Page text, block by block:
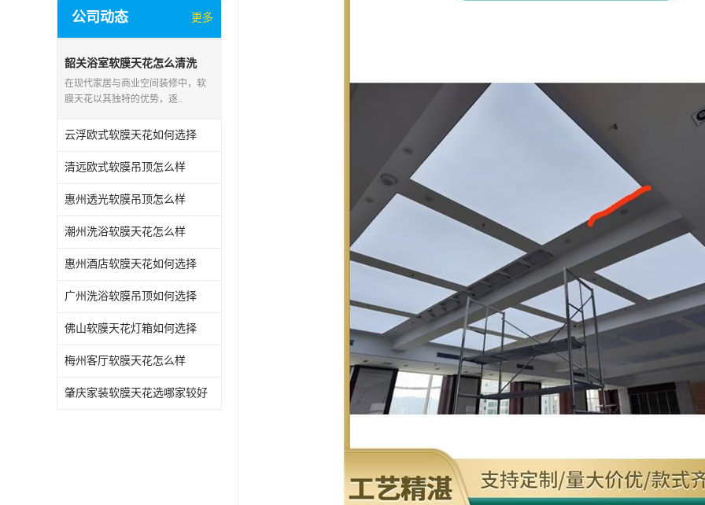
公司动态 更多
韶关浴室软膜天花怎么清洗
在现代家居与商业空间装修中，软
膜天花以其独特的优势，逐..
云浮欧式软膜天花如何选择
清远欧式软膜吊顶怎么样
惠州透光软膜吊顶怎么样
潮州洗浴软膜天花怎么样
惠州酒店软膜天花如何选择
广州洗浴软膜吊顶如何选择
佛山软膜天花灯箱如何选择
梅州客厅软膜天花怎么样
肇庆家装软膜天花选哪家较好